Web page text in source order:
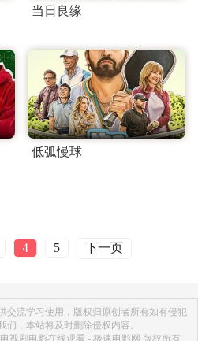
当日良缘
低弧慢球
4 5 下一页
交流学习使用，版权归原创者所有如有侵犯
们，本站将及时删除侵权内容。